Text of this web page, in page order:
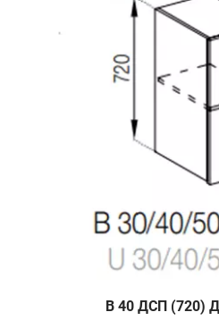
В 40 ДСП (720)